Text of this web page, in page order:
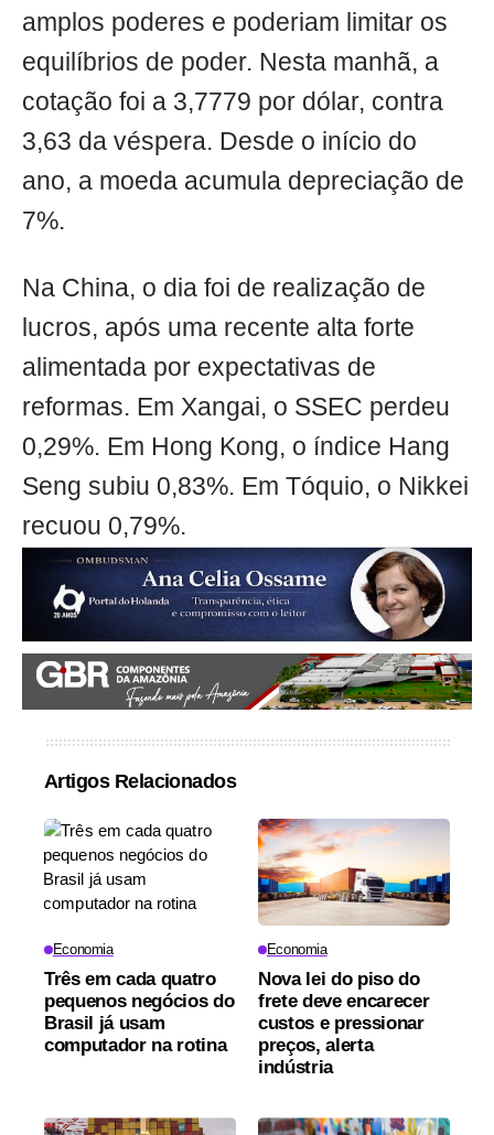
amplos poderes e poderiam limitar os
equilíbrios de poder. Nesta manhã, a
cotação foi a 3,7779 por dólar, contra
3,63 da véspera. Desde o início do
ano, a moeda acumula depreciação de
7%.
Na China, o dia foi de realização de
lucros, após uma recente alta forte
alimentada por expectativas de
reformas. Em Xangai, o SSEC perdeu
0,29%. Em Hong Kong, o índice Hang
Seng subiu 0,83%. Em Tóquio, o Nikkei
recuou 0,79%.
Artigos Relacionados
Economia
Três em cada quatro
pequenos negócios do
Brasil já usam
computador na rotina
Economia
Nova lei do piso do
frete deve encarecer
custos e pressionar
preços, alerta
indústria